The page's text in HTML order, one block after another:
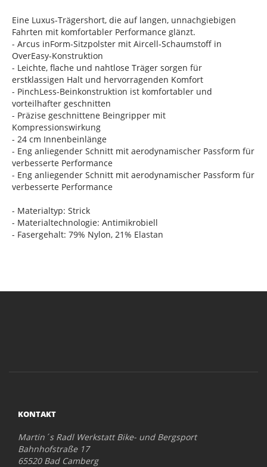
Eine Luxus-Trägershort, die auf langen, unnachgiebigen
Fahrten mit komfortabler Performance glänzt.
- Arcus inForm-Sitzpolster mit Aircell-Schaumstoff in
OverEasy-Konstruktion
- Leichte, flache und nahtlose Träger sorgen für
erstklassigen Halt und hervorragenden Komfort
- PinchLess-Beinkonstruktion ist komfortabler und
vorteilhafter geschnitten
- Präzise geschnittene Beingripper mit
Kompressionswirkung
- 24 cm Innenbeinlänge
- Eng anliegender Schnitt mit aerodynamischer Passform für
verbesserte Performance
- Eng anliegender Schnitt mit aerodynamischer Passform für
verbesserte Performance
- Materialtyp: Strick
- Materialtechnologie: Antimikrobiell
- Fasergehalt: 79% Nylon, 21% Elastan
KONTAKT
Martin´s Radl Werkstatt Bike- und Bergsport
Bahnhofstraße 17
65520 Bad Camberg